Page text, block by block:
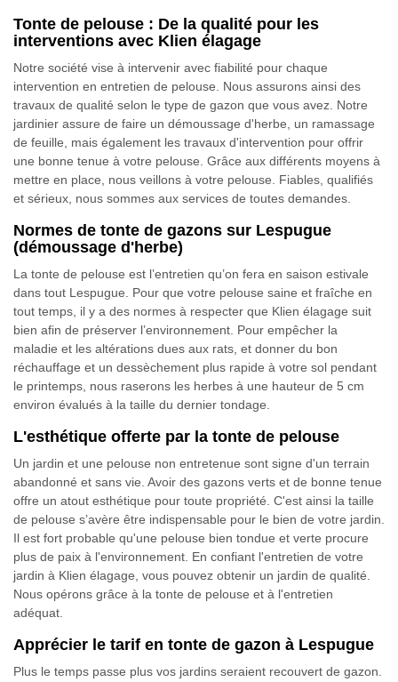
Tonte de pelouse : De la qualité pour les
interventions avec Klien élagage
Notre société vise à intervenir avec fiabilité pour chaque
intervention en entretien de pelouse. Nous assurons ainsi des
travaux de qualité selon le type de gazon que vous avez. Notre
jardinier assure de faire un démoussage d'herbe, un ramassage
de feuille, mais également les travaux d'intervention pour offrir
une bonne tenue à votre pelouse. Grâce aux différents moyens à
mettre en place, nous veillons à votre pelouse. Fiables, qualifiés
et sérieux, nous sommes aux services de toutes demandes.
Normes de tonte de gazons sur Lespugue
(démoussage d'herbe)
La tonte de pelouse est l’entretien qu’on fera en saison estivale
dans tout Lespugue. Pour que votre pelouse saine et fraîche en
tout temps, il y a des normes à respecter que Klien élagage suit
bien afin de préserver l’environnement. Pour empêcher la
maladie et les altérations dues aux rats, et donner du bon
réchauffage et un dessèchement plus rapide à votre sol pendant
le printemps, nous raserons les herbes à une hauteur de 5 cm
environ évalués à la taille du dernier tondage.
L'esthétique offerte par la tonte de pelouse
Un jardin et une pelouse non entretenue sont signe d'un terrain
abandonné et sans vie. Avoir des gazons verts et de bonne tenue
offre un atout esthétique pour toute propriété. C'est ainsi la taille
de pelouse s’avère être indispensable pour le bien de votre jardin.
Il est fort probable qu'une pelouse bien tondue et verte procure
plus de paix à l'environnement. En confiant l'entretien de votre
jardin à Klien élagage, vous pouvez obtenir un jardin de qualité.
Nous opérons grâce à la tonte de pelouse et à l'entretien
adéquat.
Apprécier le tarif en tonte de gazon à Lespugue
Plus le temps passe plus vos jardins seraient recouvert de gazon.